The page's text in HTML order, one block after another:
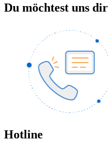
Du möchtest uns
Hotline